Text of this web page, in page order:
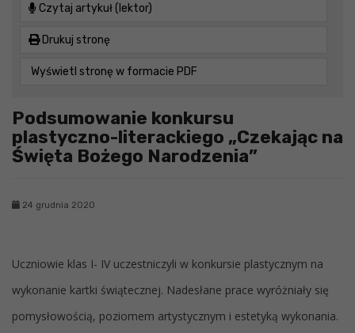
Czytaj artykuł (lektor)
Drukuj stronę
Wyświetl stronę w formacie PDF
Podsumowanie konkursu
plastyczno-literackiego „Czekając na
Święta Bożego Narodzenia”
24 grudnia 2020
Uczniowie klas I- IV uczestniczyli w konkursie plastycznym na
wykonanie kartki świątecznej. Nadesłane prace wyróżniały się
pomysłowością, poziomem artystycznym i estetyką wykonania.